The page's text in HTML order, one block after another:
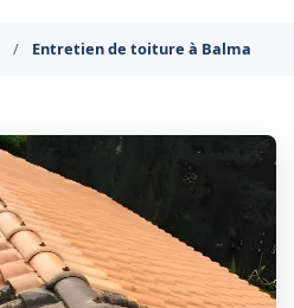
/ Entretien de toiture à Balma